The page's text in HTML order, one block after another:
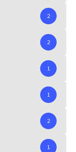
2
2
1
1
2
1